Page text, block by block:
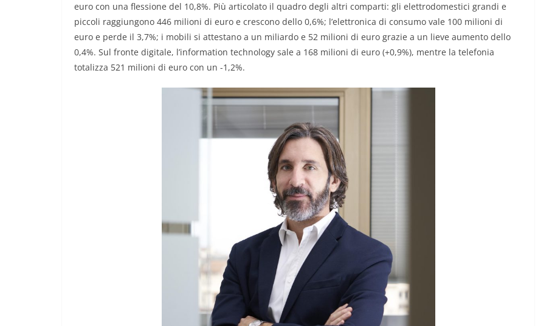
euro con una flessione del 10,8%. Più articolato il quadro degli altri comparti: gli elettrodomestici grandi e
piccoli raggiungono 446 milioni di euro e crescono dello 0,6%; l’elettronica di consumo vale 100 milioni di
euro e perde il 3,7%; i mobili si attestano a un miliardo e 52 milioni di euro grazie a un lieve aumento dello
0,4%. Sul fronte digitale, l’information technology sale a 168 milioni di euro (+0,9%), mentre la telefonia
totalizza 521 milioni di euro con un -1,2%.